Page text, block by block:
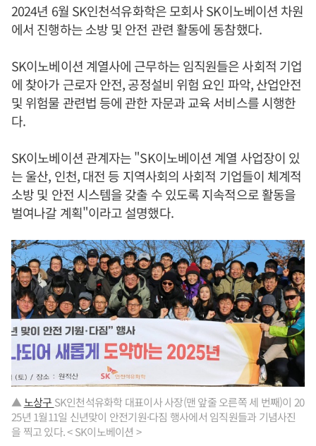
2024년 6월 SK인천석유화학은 모회사 SK이노베이션 차원
에서 진행하는 소방 및 안전 관련 활동에 동참했다.
SK이노베이션 계열사에 근무하는 임직원들은 사회적 기업
에 찾아가 근로자 안전, 공정설비 위험 요인 파악, 산업안전
및 위험물 관련법 등에 관한 자문과 교육 서비스를 시행한
다.
SK이노베이션 관계자는 "SK이노베이션 계열 사업장이 있
는 울산, 인천, 대전 등 지역사회의 사회적 기업들이 체계적
소방 및 안전 시스템을 갖출 수 있도록 지속적으로 활동을
벌여나갈 계획"이라고 설명했다.
▲노상구 SK인천석유화학 대표이사 사장(맨 앞줄 오른쪽 세 번째)이 20
25년 1월11일 신년맞이 안전기원·다짐 행사에서 임직원들과 기념사진
을 찍고 있다. < SK이노베이션 >